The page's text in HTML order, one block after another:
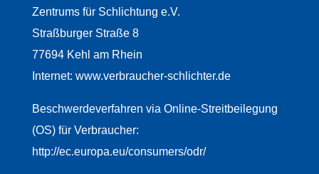
Zentrums für Schlichtung e.V.
Straßburger Straße 8
77694 Kehl am Rhein
Internet: www.verbraucher-schlichter.de
Beschwerdeverfahren via Online-Streitbeilegung
(OS) für Verbraucher:
http://ec.europa.eu/consumers/odr/